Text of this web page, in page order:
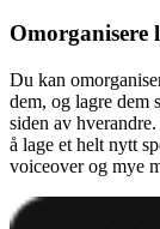
Omorganisere
Du kan
dem, og lagre dem
siden av
å lage et helt nytt
voiceover og mye